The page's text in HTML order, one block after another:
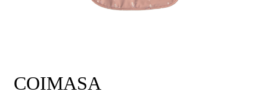
COIMASA